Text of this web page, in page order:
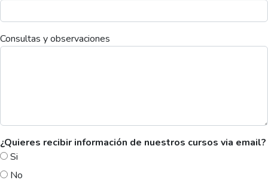
Consultas y observaciones
¿Quieres recibir información de nuestros cursos via email?
Si
No